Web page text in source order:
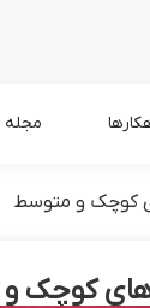
مجله
کوچک و متوسط
های کوچک